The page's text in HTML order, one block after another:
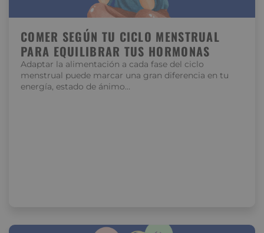
COMER SEGÚN TU CICLO MENSTRUAL
PARA EQUILIBRAR TUS HORMONAS
Adaptar la alimentación a cada fase del ciclo
menstrual puede marcar una gran diferencia en tu
energía, estado de ánimo…